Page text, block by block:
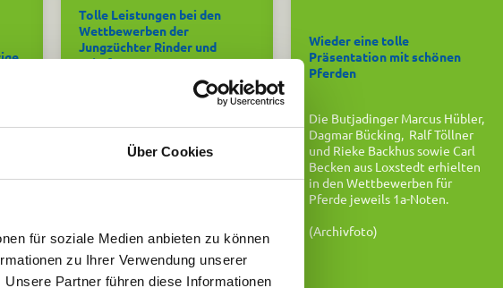
Über Cookies
für soziale Medien anbieten zu können
zu Ihrer Verwendung unserer
Partner führen diese Informationen
Tolle Leistungen bei den
Wettbewerben der
Jungzüchter Rinder und
Schafe
Bei den Jungzüchtern Rinder
siegten in den jeweiligen
Altersklassen Frederik
Brockhoff aus Düke, Collin
Blankertz aus Büttel und Lisa
Braun die besten ihrer
Altersklasse.
Wieder eine tolle
Präsentation mit schönen
Pferden
Die Butjadinger Marcus Hübler,
Dagmar Bücking, Ralf Töllner
und Rieke Backhus sowie Carl
Becken aus Loxstedt erhielten
in den Wettbewerben für
Pferde jeweils 1a-Noten.
(Archivfoto)